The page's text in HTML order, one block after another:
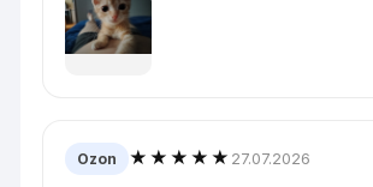
Ozon ★★★★★ 27.07.2026